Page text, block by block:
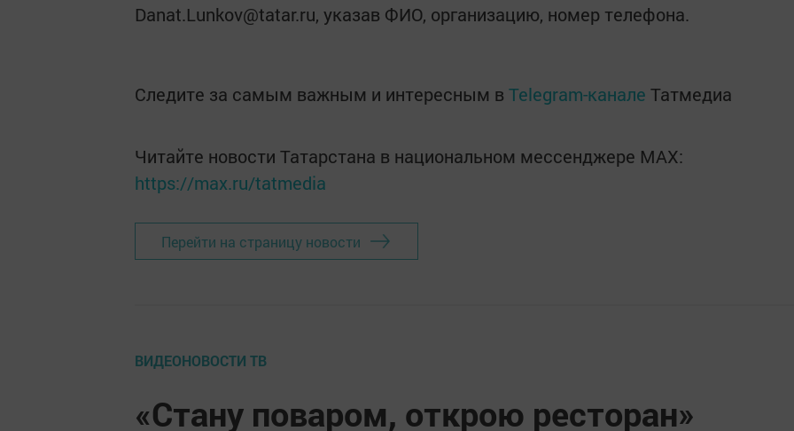
Danat.Lunkov@tatar.ru, указав ФИО, организацию, номер телефона.
Следите за самым важным и интересным в Telegram-канале Татмедиа
Читайте новости Татарстана в национальном мессенджере MАХ:
https://max.ru/tatmedia
Перейти на страницу новости
ВИДЕОНОВОСТИ ТВ
«Стану поваром, открою ресторан»